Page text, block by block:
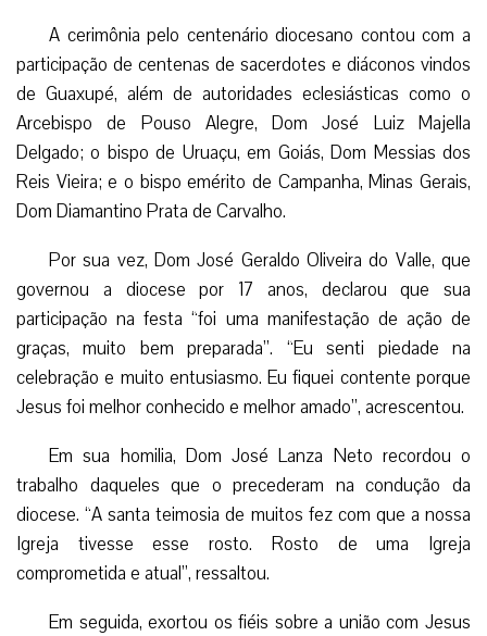
A cerimônia pelo centenário diocesano contou com a
participação de centenas de sacerdotes e diáconos vindos
de Guaxupé, além de autoridades eclesiásticas como o
Arcebispo de Pouso Alegre, Dom José Luiz Majella
Delgado; o bispo de Uruaçu, em Goiás, Dom Messias dos
Reis Vieira; e o bispo emérito de Campanha, Minas Gerais,
Dom Diamantino Prata de Carvalho.
Por sua vez, Dom José Geraldo Oliveira do Valle, que
governou a diocese por 17 anos, declarou que sua
participação na festa “foi uma manifestação de ação de
graças, muito bem preparada”. “Eu senti piedade na
celebração e muito entusiasmo. Eu fiquei contente porque
Jesus foi melhor conhecido e melhor amado”, acrescentou.
Em sua homilia, Dom José Lanza Neto recordou o
trabalho daqueles que o precederam na condução da
diocese. “A santa teimosia de muitos fez com que a nossa
Igreja tivesse esse rosto. Rosto de uma Igreja
comprometida e atual”, ressaltou.
Em seguida, exortou os fiéis sobre a união com Jesus